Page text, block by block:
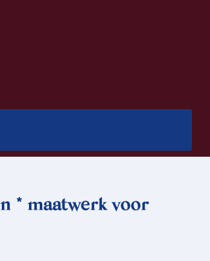
* maatwerk voor